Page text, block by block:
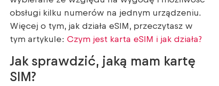
obsługi kilku numerów na jednym urządzeniu.
Więcej o tym, jak działa eSIM, przeczytasz w
tym artykule: Czym jest karta eSIM i jak działa?
Jak sprawdzić, jaką mam kartę
SIM?